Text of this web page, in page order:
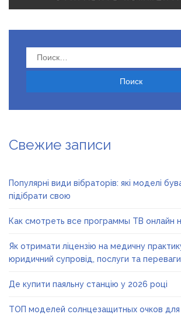
Найти:
Свежие записи
Популярні види вібраторів: які моделі
підібрати свою
Как смотреть все программы ТВ онлайн
Як отримати ліцензію на медичну
юридичний супровід, послуги та переваги
Де купити паяльну станцію у 2026 році
ТОП моделей солнцезащитных очков для